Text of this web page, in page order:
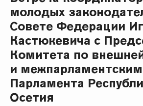
молодых
Совете Федерации
Кастюкевича с
Комитета по
и
Парламента
Осетия